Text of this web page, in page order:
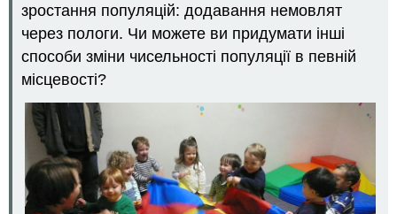
логістичне
зростання
Експоненціальне
людського
населення
перенаселення
Вантажопідйомність
людини
Не
тільки
зростання популяцій: додавання немовлят
через пологи. Чи можете ви придумати інші
способи зміни чисельності популяції в певній
місцевості?